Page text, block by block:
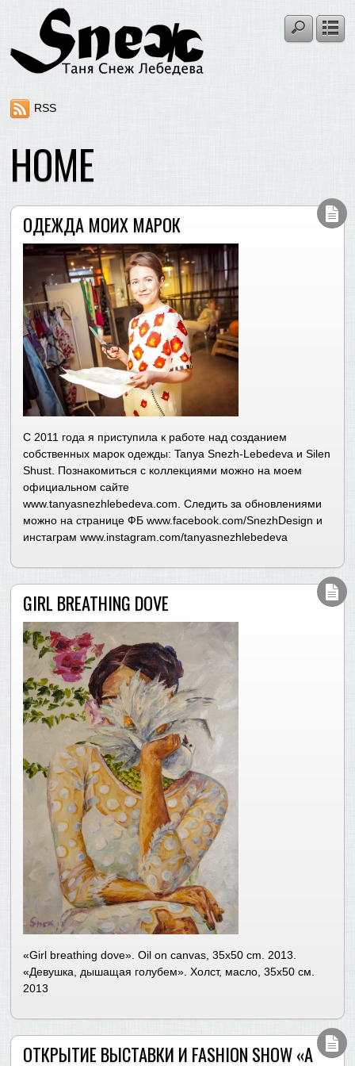
RSS
HOME
ОДЕЖДА МОИХ МАРОК
С 2011 года я приступила к работе над созданием
собственных марок одежды: Tanya Snezh-Lebedeva и Silen
Shust. Познакомиться с коллекциями можно на моем
официальном сайте
www.tanyasnezhlebedeva.com. Следить за обновлениями
можно на странице ФБ www.facebook.com/SnezhDesign и
инстаграм www.instagram.com/tanyasnezhlebedeva
GIRL BREATHING DOVE
«Girl breathing dove». Oil on canvas, 35х50 cm. 2013.
«Девушка, дышащая голубем». Холст, масло, 35х50 см.
2013
ОТКРЫТИЕ ВЫСТАВКИ И FASHION SHOW «A